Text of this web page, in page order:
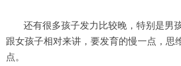
还有很多孩子发力比较晚，特别是男
跟女孩子相对来讲，要发育的慢一点，思
点。